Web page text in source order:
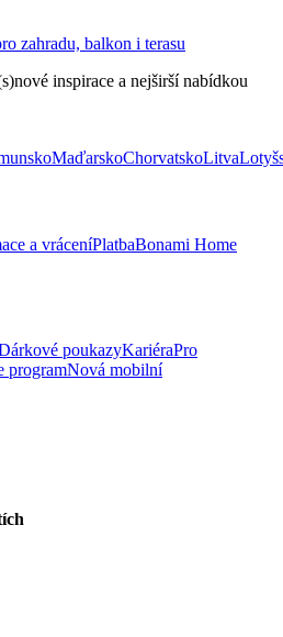
zahradu, balkon i terasu
inspirace a nejširší nabídkou
MaďarskoChorvatskoLitva
a vráceníPlatbaBonami Home
poukazyKariéraPro
programNová mobilní